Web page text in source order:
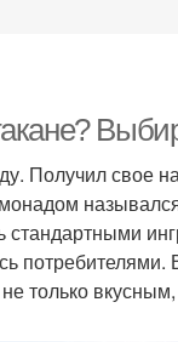
лимонад
лимонады
Получил свое
стандартными
только